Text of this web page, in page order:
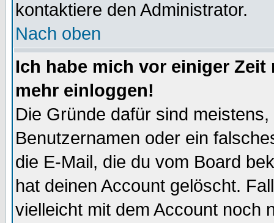
kontaktiere den Administrator.
Nach oben
Ich habe mich vor einiger
mehr einloggen!
Die Gründe dafür sind
Benutzernamen oder ein
die E-Mail, die du vom Board
hat deinen Account gelöscht.
vielleicht mit dem Account noch